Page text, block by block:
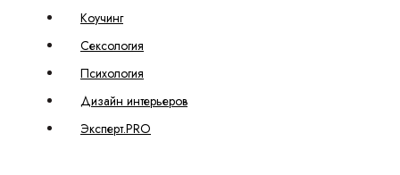
Коучинг
Сексология
Психология
Дизайн интерьеров
Эксперт.PRO